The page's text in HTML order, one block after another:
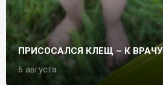
ПРИСОСАЛСЯ КЛЕЩ – К ВРАЧУ
6 августа